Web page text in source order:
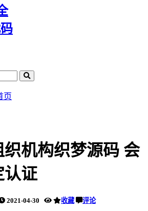
页
机构织梦源码 会
认证
2021-04-30 收藏 评论